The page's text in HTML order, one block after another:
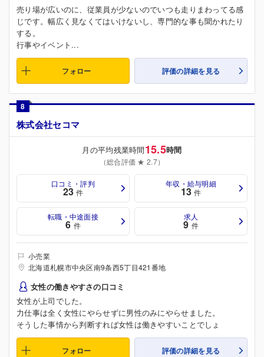
売り場が広いのに、従業員が少ないのでいつも走りまわってる感
じです。幅広く見なくてはいけないし、専門的な事も聞かれたり
する。
行事やイベント...
フォロー 評価の詳細を見る
8
株式会社セコマ
月の平均残業時間15.5時間
（総合評価 ★ 2.7）
口コミ・評判
23 件
年収・給与明細
13 件
転職・中途面接
6 件
求人
9 件
小売業
北海道札幌市中央区南9条西5丁目421番地
女性の働きやすさの口コミ
女性が上司でした。
力仕事は全く女性にやらせずに男性のみにやらせました。
そうした事情から判断すれば女性は働きやすいことでしょ
フォロー 評価の詳細を見る